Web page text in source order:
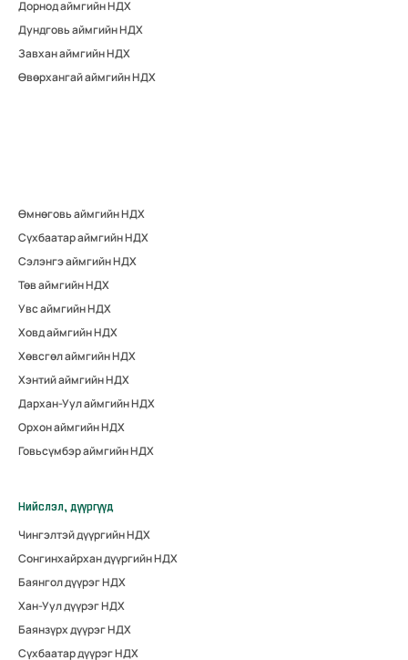
Дорнод аймгийн НДХ
Дундговь аймгийн НДХ
Завхан аймгийн НДХ
Өвөрхангай аймгийн НДХ
Өмнөговь аймгийн НДХ
Сүхбаатар аймгийн НДХ
Сэлэнгэ аймгийн НДХ
Төв аймгийн НДХ
Увс аймгийн НДХ
Ховд аймгийн НДХ
Хөвсгөл аймгийн НДХ
Хэнтий аймгийн НДХ
Дархан-Уул аймгийн НДХ
Орхон аймгийн НДХ
Говьсүмбэр аймгийн НДХ
Нийслэл, дүүргүүд
Чингэлтэй дүүргийн НДХ
Сонгинхайрхан дүүргийн НДХ
Баянгол дүүрэг НДХ
Хан-Уул дүүрэг НДХ
Баянзүрх дүүрэг НДХ
Сүхбаатар дүүрэг НДХ